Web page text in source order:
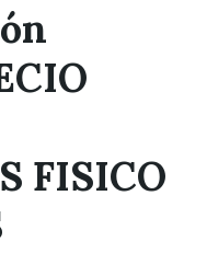
FISICO